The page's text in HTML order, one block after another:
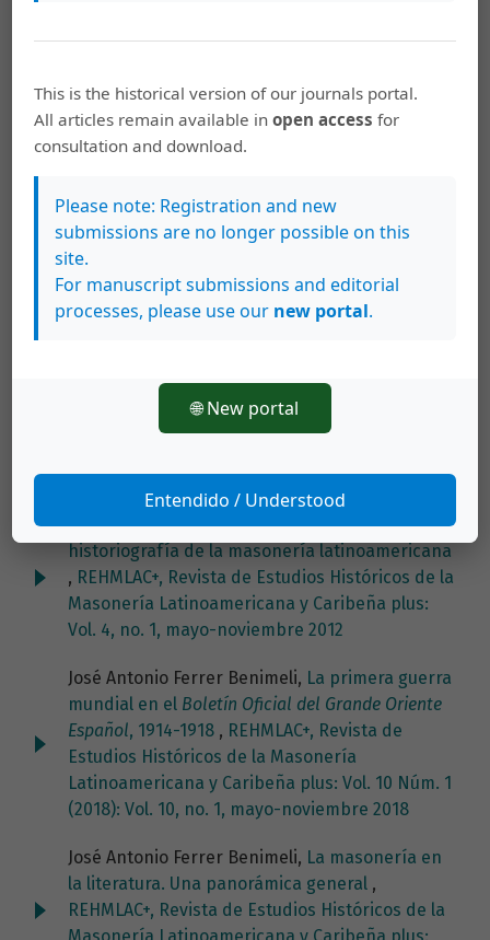
José Antonio Ferrer Benimeli,Las mujeres y la
Revista de Estudios Históricos de la Masonería
Latinoamericana y Caribeña plus: Vol. 10 Núm. 2
(2018): Vol. 10, no. 2, diciembre 2018-abril 2019
del liberalismo masónico. De las Cortes de Cádiz
a la independencia de México,REHMLAC+,
Revista de Estudios Históricos de la Masonería
Latinoamericana y Caribeña plus: Hors série
nº1: UCLA-Gran Logia de California, octubre 2013
penetración de la masonería en el Caribe
REHMLAC+, Revista de Estudios Históricos de la
Vol. 1, no. 1, mayo-noviembre 2009
José Antonio Ferrer Benimeli,Aproximación a la
historiografía de la masonería latinoamericana
, REHMLAC+, Revista de Estudios Históricos de la
Masonería Latinoamericana y Caribeña plus:
Vol. 4, no. 1, mayo-noviembre 2012
José Antonio Ferrer Benimeli, La primera guerra
mundial en el Boletín Oficial del Grande Oriente
Español, 1914-1918 , REHMLAC+, Revista de
Estudios Históricos de la Masonería
Latinoamericana y Caribeña plus: Vol. 10 Núm. 1
(2018): Vol. 10, no. 1, mayo-noviembre 2018
José Antonio Ferrer Benimeli, La masonería en
la literatura. Una panorámica general ,
REHMLAC+, Revista de Estudios Históricos de la
This is the historical version of our journals portal.
All articles remain available inopen access for
consultation and download.
Please note: Registration and new
submissions are no longer possible on this
site.
For manuscript submissions and editorial
processes, please use our new portal.
🌐 New portal
Entendido / Understood